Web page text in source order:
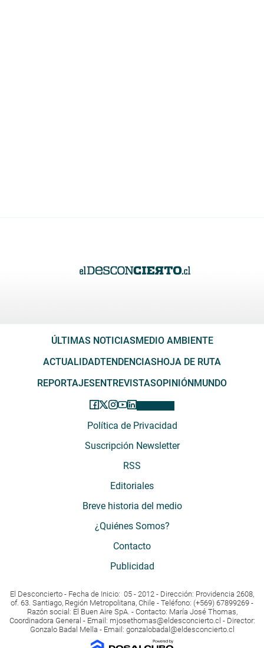
ÚLTIMAS NOTICIASMEDIO AMBIENTE
ACTUALIDADTENDENCIASHOJA DE RUTA
REPORTAJESENTREVISTASOPINIÓNMUNDO
Política de Privacidad
Suscripción Newsletter
RSS
Editoriales
Breve historia del medio
¿Quiénes Somos?
Contacto
Publicidad
El Desconcierto - Fecha de Inicio: 05 - 2012 - Dirección: Providencia 2608,
of. 63. Santiago, Región Metropolitana, Chile - Teléfono: (+569) 67899269 -
Razón social: El Buen Aire SpA. - Contacto: María José Thomas,
Coordinadora General - Email: mjosethomas@eldesconcierto.cl - Director:
Gonzalo Badal Mella - Email: gonzalobadal@eldesconcierto.cl